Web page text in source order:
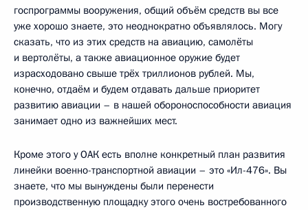
госпрограммы вооружения, общий объём средств вы все
уже хорошо знаете, это неоднократно объявлялось. Могу
сказать, что из этих средств на авиацию, самолёты
и вертолёты, а также авиационное оружие будет
израсходовано свыше трёх триллионов рублей. Мы,
конечно, отдаём и будем отдавать дальше приоритет
развитию авиации – в нашей обороноспособности авиация
занимает одно из важнейших мест.
Кроме этого у ОАК есть вполне конкретный план развития
линейки военно-транспортной авиации – это «Ил-476». Вы
знаете, что мы вынуждены были перенести
производственную площадку этого очень востребованного